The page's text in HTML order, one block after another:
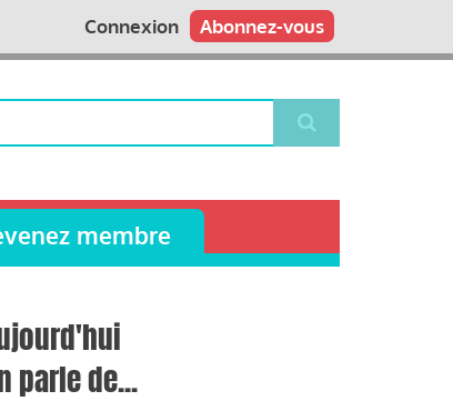
Abonnez-vous
Connexion
membre
parle de...